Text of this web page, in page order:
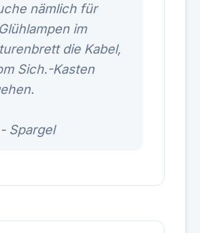
nämlich für
im
die Kabel,
Sich.-Kasten
Spargel